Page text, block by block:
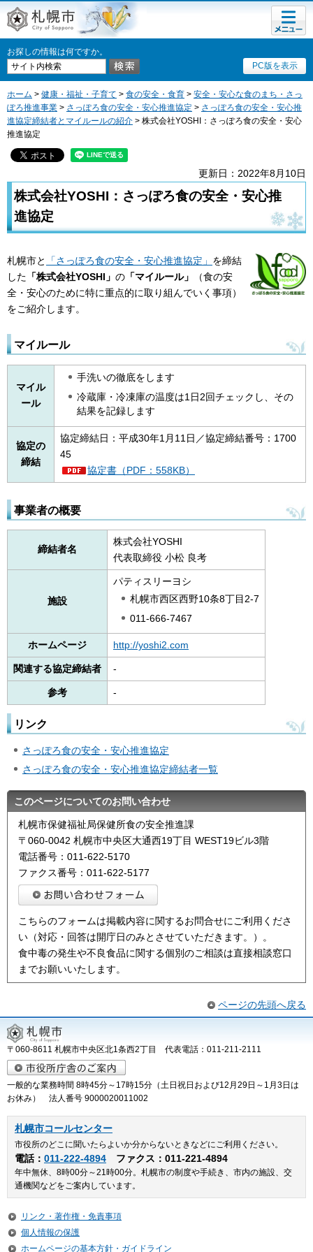
札幌市
お探しの情報は何ですか。
PC版を表示
メニュ
ー
ホーム > 健康・福祉・子育て > 食の安全・食育 > 安全・安心な食のまち・さっ
ぽろ推進事業 > さっぽろ食の安全・安心推進協定 > さっぽろ食の安全・安心推
進協定締結者とマイルールの紹介 > 株式会社YOSHI：さっぽろ食の安全・安心
推進協定
更新日：2022年8月10日
株式会社YOSHI：さっぽろ食の安全・安心推
進協定
札幌市と 「さっぽろ食の安全・安心推進協定」 を締結
した 「株式会社YOSHI」 の 「マイルール」
（食の安
全・安心のために特に重点的に取り組んでいく事項）
をご紹介します。
マイルール
マイル
ール
手洗いの徹底をします
冷蔵庫・冷凍庫の温度は1日2回チェックし、その
結果を記録します
協定の
締結
協定締結日：平成30年1月11日／協定締結番号：1700
45
協定書（PDF：558KB）
事業者の概要
締結者名
株式会社YOSHI
代表取締役 小松 良考
施設
パティスリーヨシ
札幌市西区西野10条8丁目2-7
011-666-7467
ホームページ http://yoshi2.com
関連する協定締結者 -
参考 -
リンク
さっぽろ食の安全・安心推進協定
さっぽろ食の安全・安心推進協定締結者一覧
このページについてのお問い合わせ
札幌市保健福祉局保健所食の安全推進課
〒060-0042 札幌市中央区大通西19丁目 WEST19ビル3階
電話番号：011-622-5170
ファクス番号：011-622-5177
こちらのフォームは掲載内容に関するお問合せにご利用くださ
い（対応・回答は開庁日のみとさせていただきます。）。
食中毒の発生や不良食品に関する個別のご相談は直接相談窓口
までお願いいたします。
ページの先頭へ戻る
〒060-8611 札幌市中央区北1条西2丁目 代表電話：011-211-2111
一般的な業務時間 8時45分～17時15分（土日祝日および12月29日～1月3日は
お休み） 法人番号 9000020011002
札幌市コールセンター
市役所のどこに聞いたらよいか分からないときなどにご利用ください。
電話： 011-222-4894 ファクス：011-221-4894
年中無休、8時00分～21時00分。札幌市の制度や手続き、市内の施設、交
通機関などをご案内しています。
リンク・著作権・免責事項
個人情報の保護
ホームページの基本方針・ガイドライン